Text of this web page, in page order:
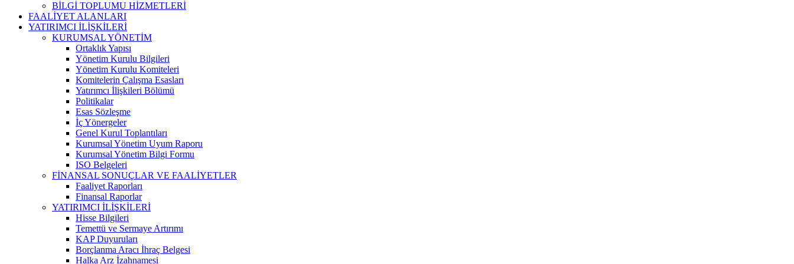
BİLGİ TOPLUMU HİZMETLERİ
FAALİYET ALANLARI
YATIRIMCI İLİŞKİLERİ
KURUMSAL YÖNETİM
Ortaklık Yapısı
Yönetim Kurulu Bilgileri
Yönetim Kurulu Komiteleri
Komitelerin Çalışma Esasları
Yatırımcı İlişkileri Bölümü
Politikalar
Esas Sözleşme
İç Yönergeler
Genel Kurul Toplantıları
Kurumsal Yönetim Uyum Raporu
Kurumsal Yönetim Bilgi Formu
ISO Belgeleri
FİNANSAL SONUÇLAR VE FAALİYETLER
Faaliyet Raporları
Finansal Raporlar
YATIRIMCI İLİŞKİLERİ
Hisse Bilgileri
Temettü ve Sermaye Artırımı
KAP Duyuruları
Borçlanma Aracı İhraç Belgesi
Halka Arz İzahnamesi